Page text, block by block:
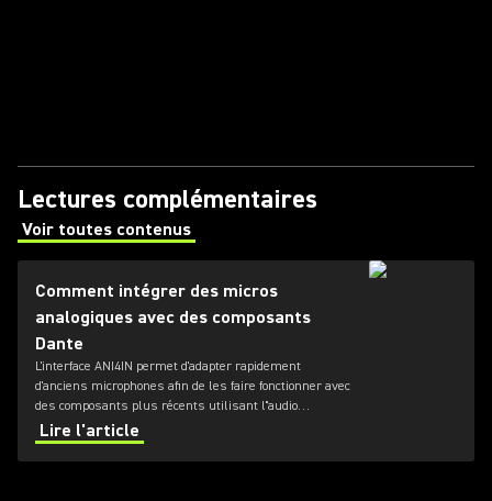
Lectures complémentaires
Voir toutes contenus
(Opens in a new tab)
Comment intégrer des micros
analogiques avec des composants
Dante
L'interface ANI4IN permet d'adapter rapidement
d'anciens microphones afin de les faire fonctionner avec
des composants plus récents utilisant l''audio
numérique Dante en réseau.
Lire l'article